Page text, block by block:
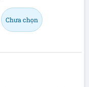
Chưa chọn